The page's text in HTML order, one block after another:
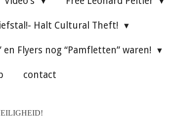
Halt Cultural Theft!
Flyers nog “Pamfletten” waren!
contact